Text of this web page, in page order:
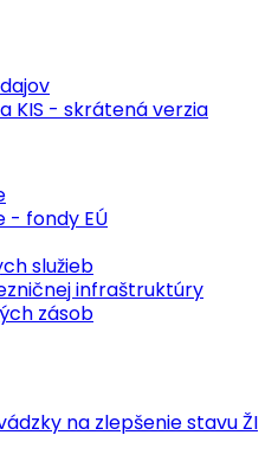
KIS - skrátená verzia
- fondy EÚ
služieb
infraštruktúry
zásob
na zlepšenie stavu ŽI